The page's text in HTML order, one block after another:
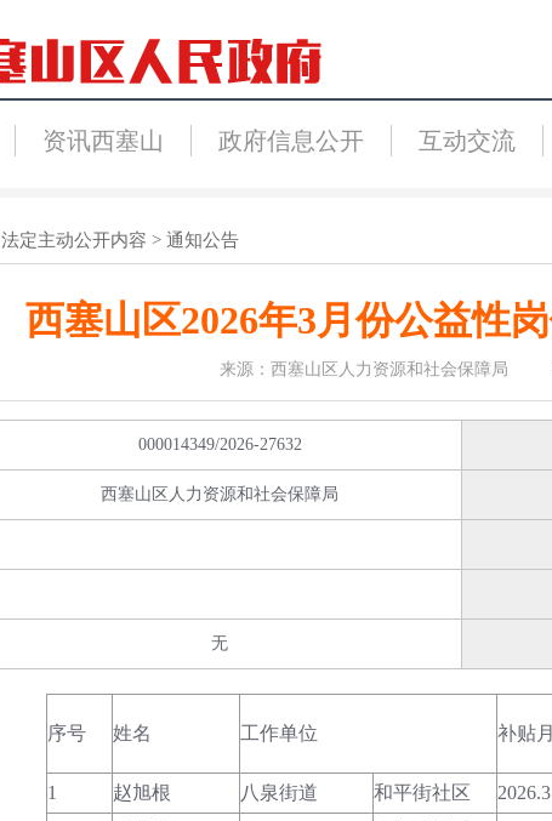
资讯西塞山 政府信息公开 互动交流
法定主动公开内容 > 通知公告
西塞山区2026年3月份公益性
来源：西塞山区人力资源和社会保障局 时
000014349/2026-27632
西塞山区人力资源和社会保障局
无
序号 姓名 工作单位 补贴
1 赵旭根 八泉街道 和平街社区 2026.3